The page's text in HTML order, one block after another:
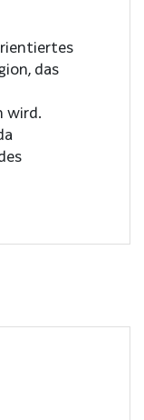
das
wird.